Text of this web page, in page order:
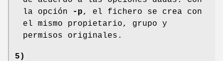
la opción
-p, el fichero se crea con
el mismo propietario, grupo y
permisos originales.
5)